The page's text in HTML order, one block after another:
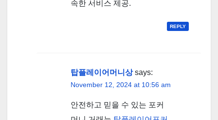
속한 서비스 제공.
REPLY
탑플레이어머니상 says:
November 12, 2024 at 10:56 am
안전하고 믿을 수 있는 포커